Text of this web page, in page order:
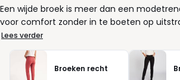
Een wijde broek is meer dan een
voor comfort zonder in te boeten op
onderweg bent naar kantoor, een lunch
of een drukke dag thuis doorkomt: met de
damespantalon zit je goed. Dankzij de
broeken licht en prettig aan, perfect
Lees verder
Broeken recht